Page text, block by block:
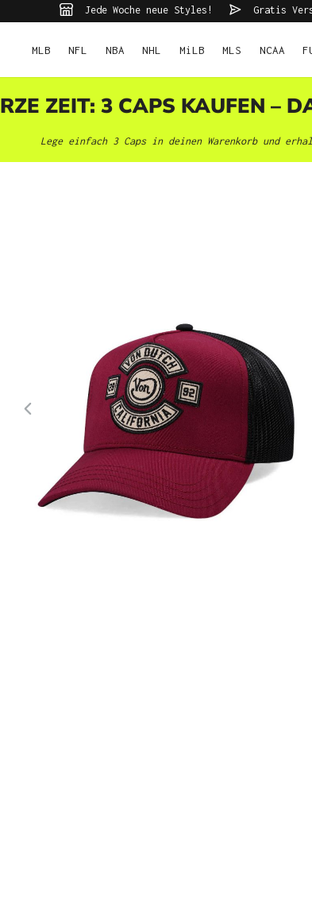
Jede Woche neue Styles! Gratis
MLB NFL NBA NHL MiLB MLS NCAA
ZEIT: 3 CAPS KAUFEN –
Lege einfach 3 Caps in deinen Warenkorb und